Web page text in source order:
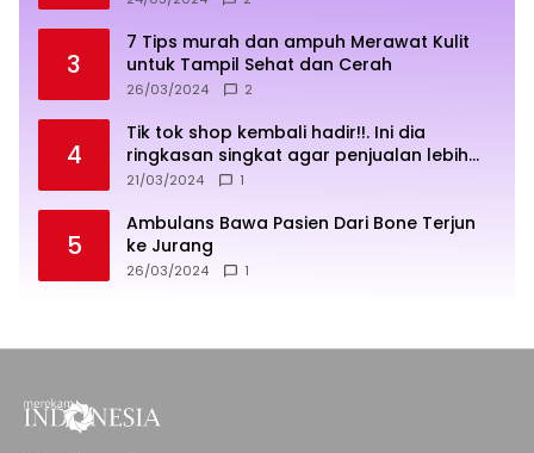
3
7 Tips murah dan ampuh Merawat Kulit
untuk Tampil Sehat dan Cerah
26/03/2024 2
4
Tik tok shop kembali hadir!!. Ini dia
ringkasan singkat agar penjualan lebih
sukses
21/03/2024 1
5
Ambulans Bawa Pasien Dari Bone Terjun
ke Jurang
26/03/2024 1